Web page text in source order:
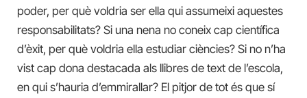
poder, per què voldria ser ella qui assumeixi aquestes
responsabilitats? Si una nena no coneix cap científica
d’èxit, per què voldria ella estudiar ciències? Si no n’ha
vist cap dona destacada als llibres de text de l’escola,
en qui s’hauria d’emmirallar? El pitjor de tot és que sí